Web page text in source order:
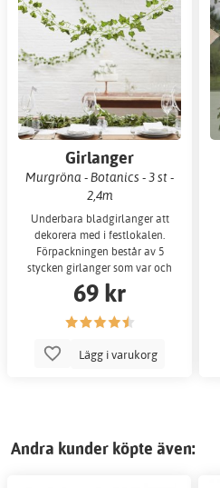
Girlanger
Murgröna - Botanics - 3 st -
2,4m
Underbara bladgirlanger att
dekorera med i festlokalen.
Förpackningen består av 5
stycken girlanger som var och
en är 2 meter lå
69 kr
Lägg i varukorg
Andra kunder köpte även: